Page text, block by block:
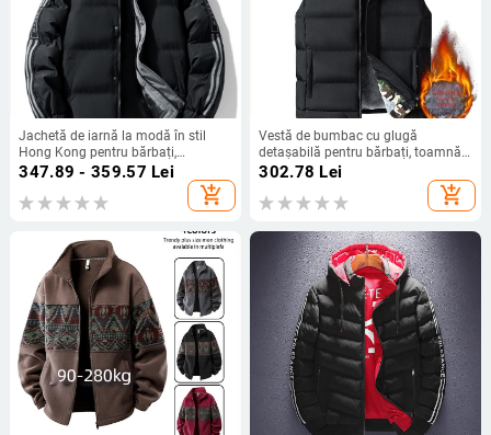
Jachetă de iarnă la modă în stil
Hong Kong pentru bărbați,
frumoasă, cu glugă, din bumbac,
dolofană, mărime mare, plus
îngroșată, caldă, din bumbac,
347.89 - 359.57 Lei
add_shopping_cart
Vestă de bumbac cu glugă
detașabilă pentru bărbați, toamnă
și iarnă, cu puf, vestă de sport din
bumbac, catifea de miel, vestă,
jachetă de protecție la frig,
302.78 Lei
add_shopping_cart